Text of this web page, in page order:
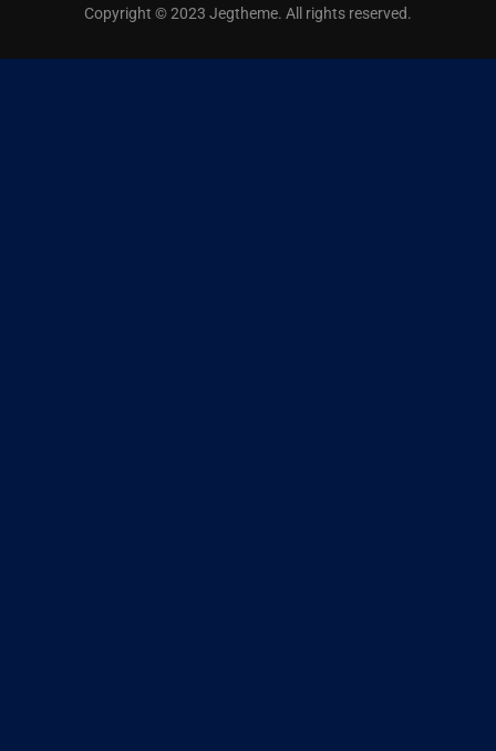
Copyright © 2023 Jegtheme. All rights reserved.